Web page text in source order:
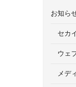
お知ら
セカ
ウェ
メデ